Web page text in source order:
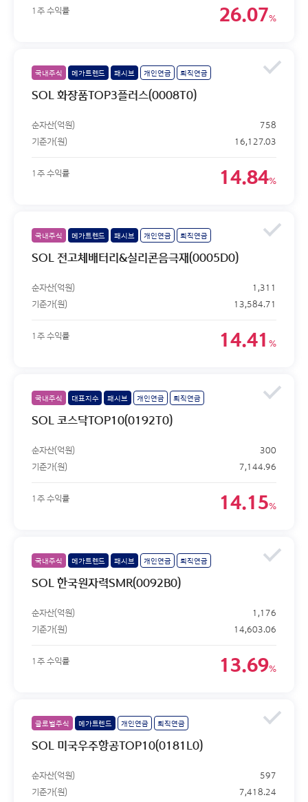
1주 수익률 26.07%
국내주식 메가트렌드 패시브 개인연금 퇴직연금
SOL 화장품TOP3플러스(0008T0)
순자산(억원)
758
기준가(원)
16,127.03
1주 수익률 14.84%
국내주식 메가트렌드 패시브 개인연금 퇴직연금
SOL 전고체배터리&실리콘음극재(0005D0)
순자산(억원)
1,311
기준가(원)
13,584.71
1주 수익률 14.41 %
국내주식 대표지수 패시브 개인연금 퇴직연금
SOL 코스닥TOP10(0192T0)
순자산(억원)
300
기준가(원)
7,144.96
1주 수익률 14.15%
국내주식 메가트렌드 패시브 개인연금 퇴직연금
SOL 한국원자력SMR(0092B0)
순자산(억원)
1,176
기준가(원)
14,603.06
1주 수익률 13.69%
글로벌주식 메가트렌드 개인연금 퇴직연금
SOL 미국우주항공TOP10(0181L0)
순자산(억원)
597
기준가(원)
7,418.24